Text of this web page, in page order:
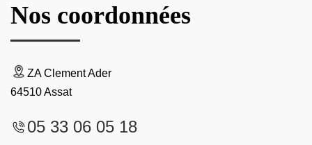
Nos coordonnées
ZA Clement Ader
64510 Assat
05 33 06 05 18